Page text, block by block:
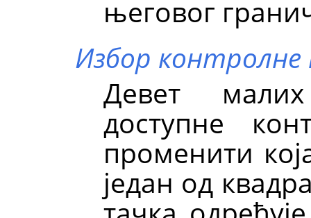
његовог
Избор
Девет малих
доступне
променити
један од